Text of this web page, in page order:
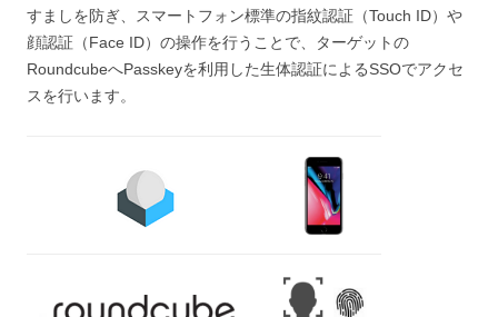
すましを防ぎ、スマートフォン標準の指紋認証（Touch ID）や
顔認証（Face ID）の操作を行うことで、ターゲットの
RoundcubeへPasskeyを利用した生体認証によるSSOでアクセ
スを行います。